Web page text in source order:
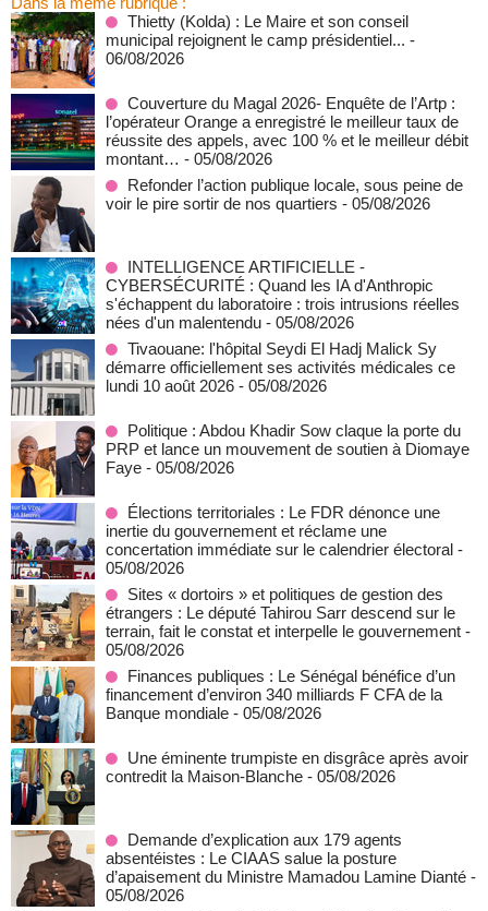
‎Thietty (Kolda) : Le Maire et son conseil
municipal rejoignent le camp présidentiel... -
06/08/2026
Couverture du Magal 2026- Enquête de l’Artp :
l’opérateur Orange a enregistré le meilleur taux de
réussite des appels, avec 100 % et le meilleur débit
montant… - 05/08/2026
Refonder l’action publique locale, sous peine de
voir le pire sortir de nos quartiers - 05/08/2026
INTELLIGENCE ARTIFICIELLE -
CYBERSÉCURITÉ : Quand les IA d'Anthropic
s'échappent du laboratoire : trois intrusions réelles
nées d'un malentendu - 05/08/2026
Tivaouane: l'hôpital Seydi El Hadj Malick Sy
démarre officiellement ses activités médicales ce
lundi 10 août 2026 - 05/08/2026
Politique : Abdou Khadir Sow claque la porte du
PRP et lance un mouvement de soutien à Diomaye
Faye - 05/08/2026
Élections territoriales : Le FDR dénonce une
inertie du gouvernement et réclame une
concertation immédiate sur le calendrier électoral -
05/08/2026
Sites « dortoirs » et politiques de gestion des
étrangers : Le député Tahirou Sarr descend sur le
terrain, fait le constat et interpelle le gouvernement -
05/08/2026
Finances publiques : Le Sénégal bénéfice d’un
financement d’environ 340 milliards F CFA de la
Banque mondiale - 05/08/2026
Une éminente trumpiste en disgrâce après avoir
contredit la Maison-Blanche - 05/08/2026
Demande d’explication aux 179 agents
absentéistes : Le CIAAS salue la posture
d’apaisement du Ministre Mamadou Lamine Dianté -
05/08/2026